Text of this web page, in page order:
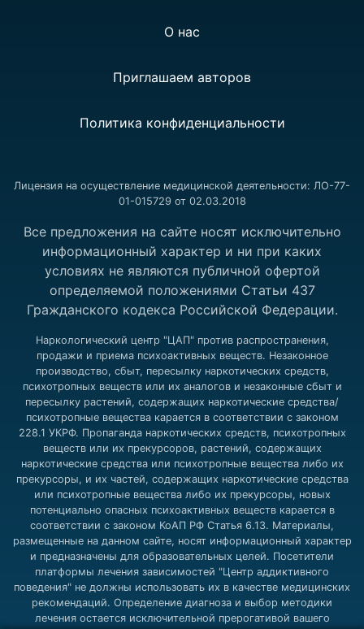
О нас
Приглашаем авторов
Политика конфиденциальности
Лицензия на осуществление медицинской деятельности: ЛО-77-
01-015729 от 02.03.2018
Все предложения на сайте носят исключительно
информационный характер и ни при каких
условиях не являются публичной офертой
определяемой положениями Статьи 437
Гражданского кодекса Российской Федерации.
Наркологический центр "ЦАП" против распространения,
продажи и приема психоактивных веществ. Незаконное
производство, сбыт, пересылку наркотических средств,
психотропных веществ или их аналогов и незаконные сбыт и
пересылку растений, содержащих наркотические средства/
психотропные вещества карается в соответствии с законом
228.1 УКРФ. Пропаганда наркотических средств, психотропных
веществ или их прекурсоров, растений, содержащих
наркотические средства или психотропные вещества либо их
прекурсоры, и их частей, содержащих наркотические средства
или психотропные вещества либо их прекурсоры, новых
потенциально опасных психоактивных веществ карается в
соответствии с законом КоАП РФ Статья 6.13. Материалы,
размещенные на данном сайте, носят информационный характер
и предназначены для образовательных целей. Посетители
платформы лечения зависимостей "Центр аддиктивного
поведения" не должны использовать их в качестве медицинских
рекомендаций. Определение диагноза и выбор методики
лечения остается исключительной прерогативой вашего